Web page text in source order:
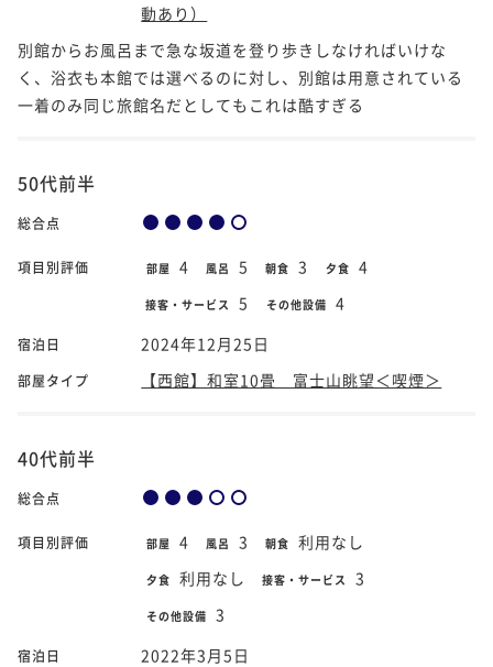
動あり）
別館からお風呂まで急な坂道を登り歩きしなければいけな
く、浴衣も本館では選べるのに対し、別館は用意されている
一着のみ同じ旅館名だとしてもこれは酷すぎる
50代前半
総合点
項目別評価 部屋 4 風呂 5 朝食 3 夕食 4
接客・サービス 5 その他設備 4
宿泊日 2024年12月25日
部屋タイプ 【西館】和室10畳 富士山眺望＜喫煙＞
40代前半
総合点
項目別評価 部屋 4 風呂 3 朝食 利用なし
夕食 利用なし 接客・サービス 3
その他設備 3
宿泊日 2022年3月5日